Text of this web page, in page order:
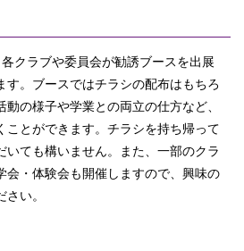
クラブや委員会が勧誘ブースを出展
す。ブースではチラシの配布はもちろ
の様子や学業との両立の仕方など、
ことができます。チラシを持ち帰って
いても構いません。また、一部のクラ
会・体験会も開催しますので、興味の
い。